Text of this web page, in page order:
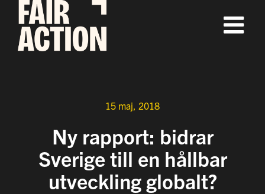
Fortsätt
innehållet
15 maj, 2018
Ny rapport: bidrar
Sverige till en hållbar
utveckling globalt?